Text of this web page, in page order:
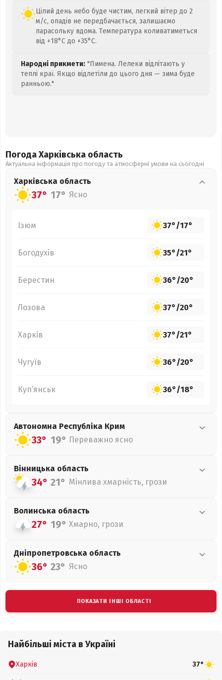
Цілий день небо буде чистим, легкий вітер до 2
м/с, опадів не передбачається, залишаємо
парасольку вдома. Температура коливатиметься
від +18°C до +35°C.
Народні прикмети: "Пимена. Лелеки відлітають у
теплі краї. Якщо відлетіли до цього дня — зима буде
ранньою."
Погода Харківська область
Актуальна інформація про погоду та атмосферні умови на сьогодні
Харківська область
37° 17° Ясно
Ізюм 37°/17°
Богодухів 35°/21°
Берестин 36°/20°
Лозова 37°/20°
Харків 37°/21°
Чугуїв 36°/20°
Куп’янськ 36°/18°
Автономна Республіка Крим
33° 19° Переважно ясно
Вінницька область
34° 21° Мінлива хмарність, грози
Волинська область
27° 19° Хмарно, грози
Дніпропетровська область
36° 23° Ясно
ПОКАЗАТИ ІНШІ ОБЛАСТІ
Найбільші міста в Україні
Харків 37°